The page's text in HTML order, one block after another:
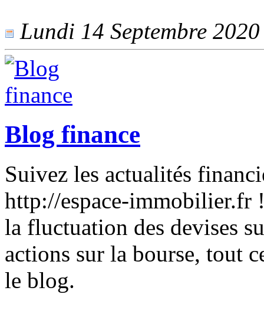
Lundi 14 Septembre
Blog finance
Suivez les actualités
http://espace-immobilier.fr
la fluctuation des devises
actions sur la bourse, tout
le blog.